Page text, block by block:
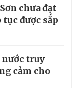
chưa đạt
được sắp
nước truy
cảm cho